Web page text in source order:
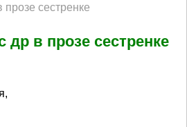
сестренке
др в прозе сестренке